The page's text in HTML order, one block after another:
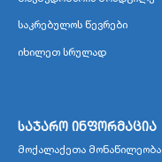
საკრებულოს წევრები
იხილეთ სრულად
საჯარო ინფორმაცია
მოქალაქეთა მონაწილეობა